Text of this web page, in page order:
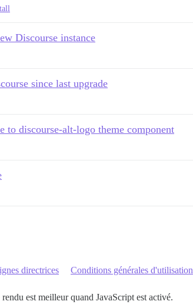
Discourse instance
since last upgrade
to discourse-alt-logo theme component
directrices Conditions générales d'utilisation
rendu est meilleur quand JavaScript est activé.